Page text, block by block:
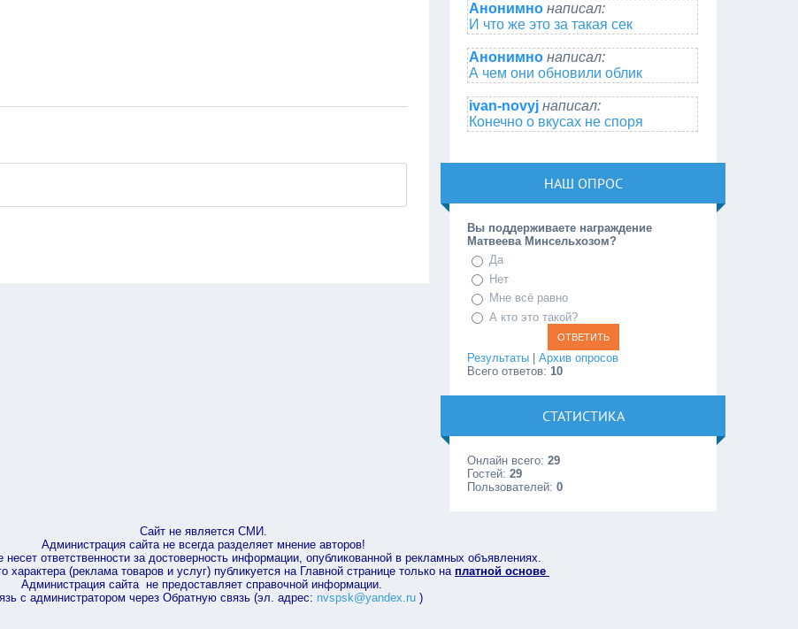
Анонимно написал:
И что же это за такая сек
Анонимно написал:
А чем они обновили облик
ivan-novyj написал:
Конечно о вкусах не споря
НАШ ОПРОС
Вы поддерживаете награждение
Матвеева Минсельхозом?
Да
Нет
Мне всё равно
А кто это такой?
Результаты |Архив опросов
Всего ответов:10
СТАТИСТИКА
Онлайн всего:29
Гостей:29
Пользователей:0
Сайт не является СМИ.
Администрация сайта не всегда разделяет мнение авторов!
ответственности за достоверность информации, опубликованной в рекламных объявлениях.
характера (реклама товаров и услуг) публикуется на Главной странице только на платной основе
Администрация сайта не предоставляет справочной информации.
с администратором через Обратную связь (эл. адрес: nvspsk@yandex.ru)